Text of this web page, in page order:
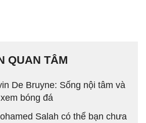
QUAN TÂM
De Bruyne: Sống nội tâm và
bóng đá
Salah có thể bạn chưa